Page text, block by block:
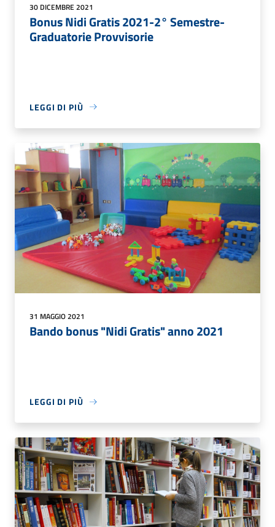
30 DICEMBRE 2021
Bonus Nidi Gratis 2021-2° Semestre-
Graduatorie Provvisorie
LEGGI DI PIÙ
31 MAGGIO 2021
Bando bonus "Nidi Gratis" anno 2021
LEGGI DI PIÙ